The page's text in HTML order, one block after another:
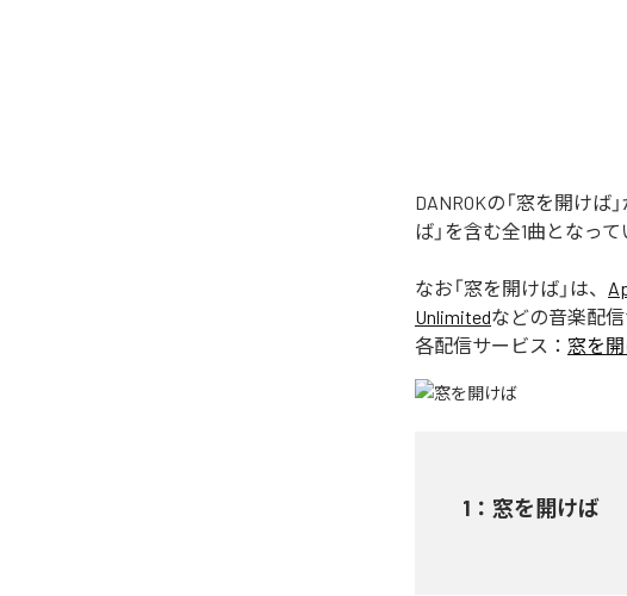
DANROKの「窓を開け
ば」を含む全1曲となって
なお「窓を開けば 」は、
Unlimitedなどの音楽配
各配信サービス： 窓を
1 ： 窓を開けば